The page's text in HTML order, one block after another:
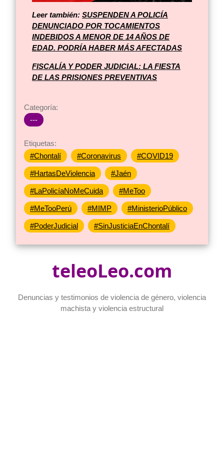
Leer también: SUSPENDEN A POLICÍA
DENUNCIADO POR TOCAMIENTOS
INDEBIDOS A MENOR DE 14 AÑOS DE
EDAD. PODRÍA HABER MÁS AFECTADAS
FISCALÍA Y PODER JUDICIAL: LA FIESTA
DE LAS PRISIONES PREVENTIVAS
Categoría:
---
Etiquetas:
#Chontalí
#Coronavirus #COVID19
#HartasDeViolencia #Jaén
#LaPolicíaNoMeCuida #MeToo
#MeTooPerú #MIMP #MinisterioPúblico
#PoderJudicial #SinJusticiaEnChontalí
teleoLeo.com
Denuncias y testimonios de violencia de género, violencia
machista y violencia estructural